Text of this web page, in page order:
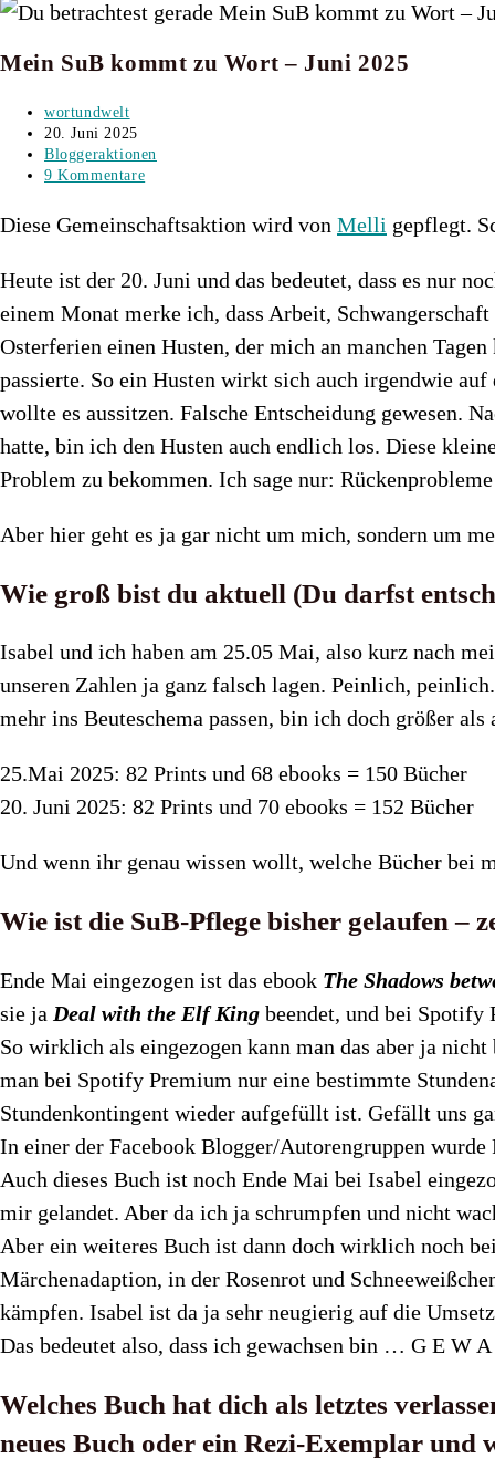
Mein SuB kommt zu Wort – Juni 2025
Beitrags-
Autor:
wortundwelt
Beitrag
veröffentlicht:
20. Juni 2025
Beitrags-
Kategorie:
Bloggeraktionen
Beitrags-
9 Kommentare
Diese Gemeinschaftsaktion wird von Melli gepflegt.
Heute ist der 20. Juni und das bedeutet, dass es nur
einem Monat merke ich, dass Arbeit,
Osterferien einen Husten, der mich an manchen
passierte. So ein Husten wirkt sich auch irgendwie
wollte es aussitzen. Falsche Entscheidung gewesen.
hatte, bin ich den Husten auch endlich los. Diese
Problem zu bekommen. Ich sage nur:
Aber hier geht es ja gar nicht um mich, sondern um
Wie groß bist du aktuell (Du darfst
Isabel und ich haben am 25.05 Mai, also kurz nach
unseren Zahlen ja ganz falsch lagen. Peinlich,
mehr ins Beuteschema passen, bin ich doch größer
25.Mai 2025: 82 Prints und 68 ebooks = 150 Bücher
20. Juni 2025: 82 Prints und 70 ebooks = 152 Bücher
Und wenn ihr genau wissen wollt, welche Bücher bei
Wie ist die SuB-Pflege bisher gelaufen –
Ende Mai eingezogen ist das ebook The Shadows
sie ja Deal with the Elf King beendet, und bei Spotify
So wirklich als eingezogen kann man das aber ja
man bei Spotify Premium nur eine bestimmte
Stundenkontingent wieder aufgefüllt ist. Gefällt uns
In einer der Facebook Blogger/Autorengruppen wurde
Auch dieses Buch ist noch Ende Mai bei Isabel
mir gelandet. Aber da ich ja schrumpfen und nicht
Aber ein weiteres Buch ist dann doch wirklich noch
Märchenadaption, in der Rosenrot und
kämpfen. Isabel ist da ja sehr neugierig auf die
Das bedeutet also, dass ich gewachsen bin … G E
Welches Buch hat dich als letztes
neues Buch oder ein Rezi-Exemplar und